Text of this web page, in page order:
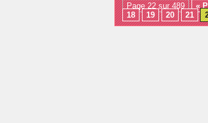
Page 22 sur 489 «
18
19 20 21